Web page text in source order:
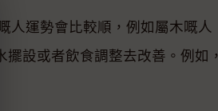
人運勢會比較順，例如屬木嘅人
設或者飲食調整去改善。例如，